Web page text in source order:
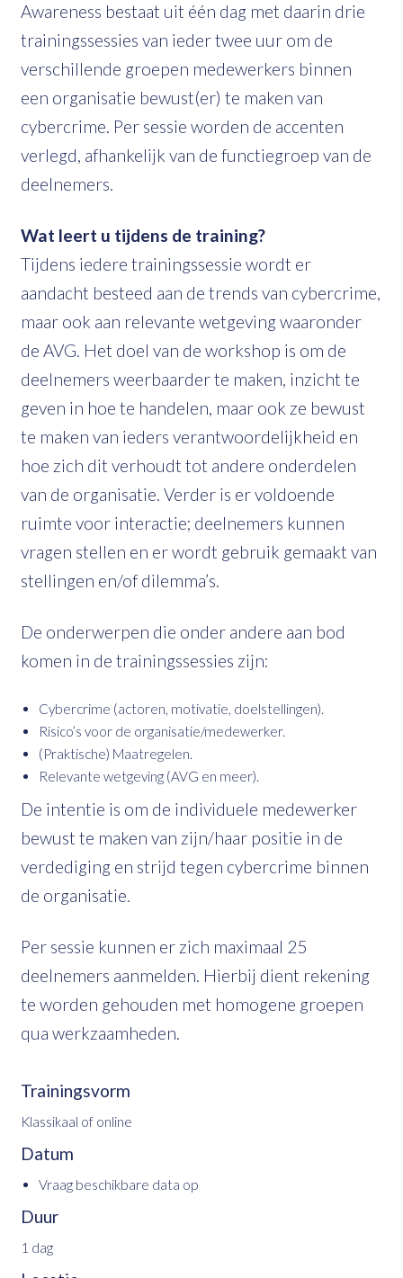
Awareness bestaat uit één dag met daarin drie
trainingssessies van ieder twee uur om de
verschillende groepen medewerkers binnen
een organisatie bewust(er) te maken van
cybercrime. Per sessie worden de accenten
verlegd, afhankelijk van de functiegroep van de
deelnemers.
Wat leert u tijdens de training?
Tijdens iedere trainingssessie wordt er
aandacht besteed aan de trends van cybercrime,
maar ook aan relevante wetgeving waaronder
de AVG. Het doel van de workshop is om de
deelnemers weerbaarder te maken, inzicht te
geven in hoe te handelen, maar ook ze bewust
te maken van ieders verantwoordelijkheid en
hoe zich dit verhoudt tot andere onderdelen
van de organisatie. Verder is er voldoende
ruimte voor interactie; deelnemers kunnen
vragen stellen en er wordt gebruik gemaakt van
stellingen en/of dilemma’s.
De onderwerpen die onder andere aan bod
komen in de trainingssessies zijn:
Cybercrime (actoren, motivatie, doelstellingen).
Risico’s voor de organisatie/medewerker.
(Praktische) Maatregelen.
Relevante wetgeving (AVG en meer).
De intentie is om de individuele medewerker
bewust te maken van zijn/haar positie in de
verdediging en strijd tegen cybercrime binnen
de organisatie.
Per sessie kunnen er zich maximaal 25
deelnemers aanmelden. Hierbij dient rekening
te worden gehouden met homogene groepen
qua werkzaamheden.
Trainingsvorm
Klassikaal of online
Datum
Vraag beschikbare data op
Duur
1 dag